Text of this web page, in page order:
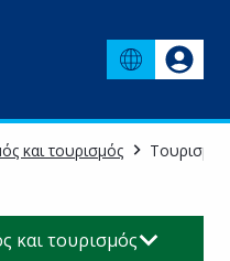
και τουρισμός Τουρισμός
και τουρισμός